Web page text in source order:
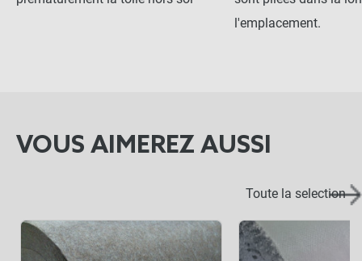
l'emplacement.
VOUS AIMEREZ AUSSI
Toute la selection